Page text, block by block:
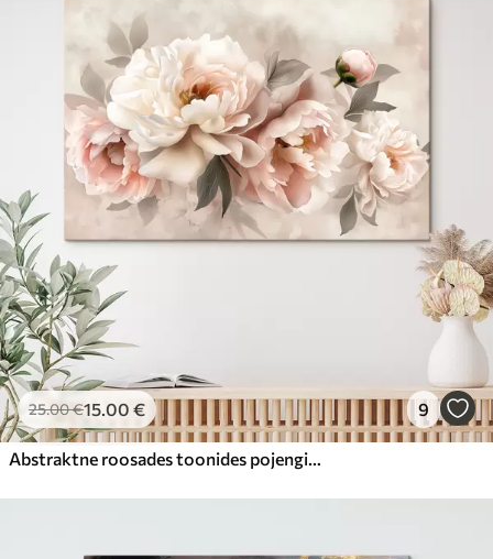
25.00€15.00 € 9
Abstraktne roosades toonides pojengide kimp